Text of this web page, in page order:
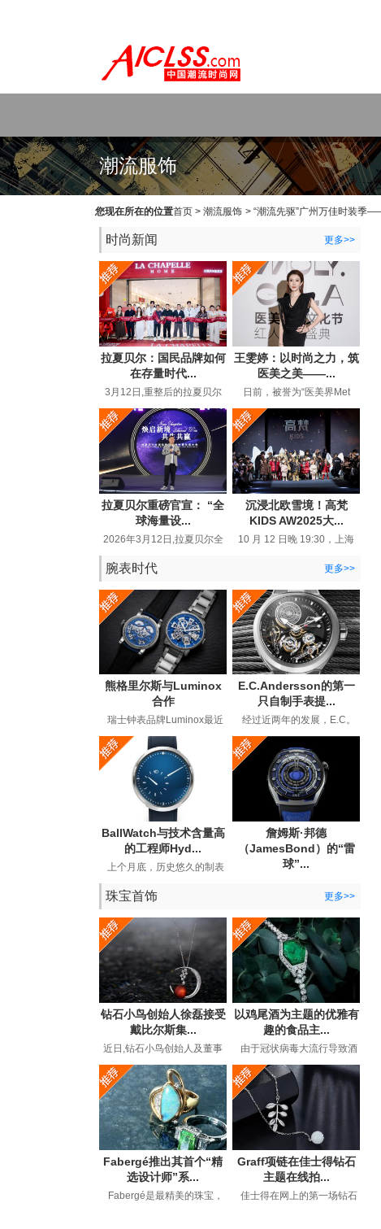
潮流服饰
您现在所在的位置首页 > 潮流服饰 > “潮流先驱”广州万佳时装季
时尚新闻 更多>>
拉夏贝尔：国民品牌如何
在存量时代...
3月12日,重整后的拉夏贝尔
“线上百亿回归”,重新回到行
业视...
王雯婷：以时尚之力，筑
医美之美——...
日前，被誉为“医美界Met
圆满落幕。这场汇聚全球顶
尖医...
拉夏贝尔重磅官宣： “全
球海量设...
2026年3月12日,拉夏贝尔全
在浙江嘉兴举行。这个28年
国民...
沉浸北欧雪境！高梵
KIDS AW2025大...
10 月 12 日晚 19:30，上海
热烈所笼罩。以 “北欧精灵 ...
腕表时代 更多>>
熊格里尔斯与Luminox
合作
瑞士钟表品牌Luminox最近
作关系，并推出了他...
E.C.Andersson的第一
只自制手表提...
经过近两年的发展，E.C。
期待已久的手工手表。...
BallWatch与技术含量高
的工程师Hyd...
上个月底，历史悠久的制表
史中的专用工具表而...
詹姆斯·邦德
（JamesBond）的“雷
球”...
（JamesBond）在长期的电
珠宝首饰 更多>>
钻石小鸟创始人徐磊接受
戴比尔斯集...
近日,钻石小鸟创始人及董事
专访,讲述了在后疫情时代下
如...
以鸡尾酒为主题的优雅有
趣的食品主...
由于冠状病毒大流行导致酒
有了全新的含义。过...
Fabergé推出其首个“精
选设计师”系...
Fabergé是最精美的珠宝，
Graff项链在佳士得钻石
主题在线拍...
佳士得在网上的第一场钻石